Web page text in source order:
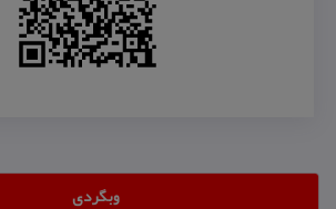
وبگردی